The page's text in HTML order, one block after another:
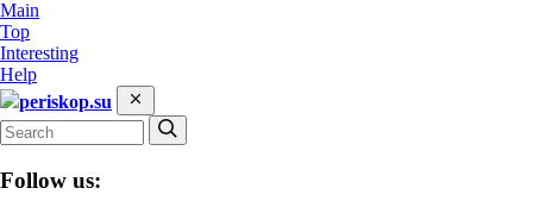
Main
Top
Interesting
Help
periskop.su
Follow us: